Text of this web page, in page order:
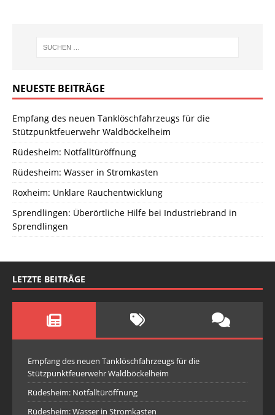
NEUESTE BEITRÄGE
Empfang des neuen Tanklöschfahrzeugs für die
Stützpunktfeuerwehr Waldböckelheim
Rüdesheim: Notfalltüröffnung
Rüdesheim: Wasser in Stromkasten
Roxheim: Unklare Rauchentwicklung
Sprendlingen: Überörtliche Hilfe bei Industriebrand in
Sprendlingen
LETZTE BEITRÄGE
Empfang des neuen Tanklöschfahrzeugs für die
Stützpunktfeuerwehr Waldböckelheim
Rüdesheim: Notfalltüröffnung
Rüdesheim: Wasser in Stromkasten